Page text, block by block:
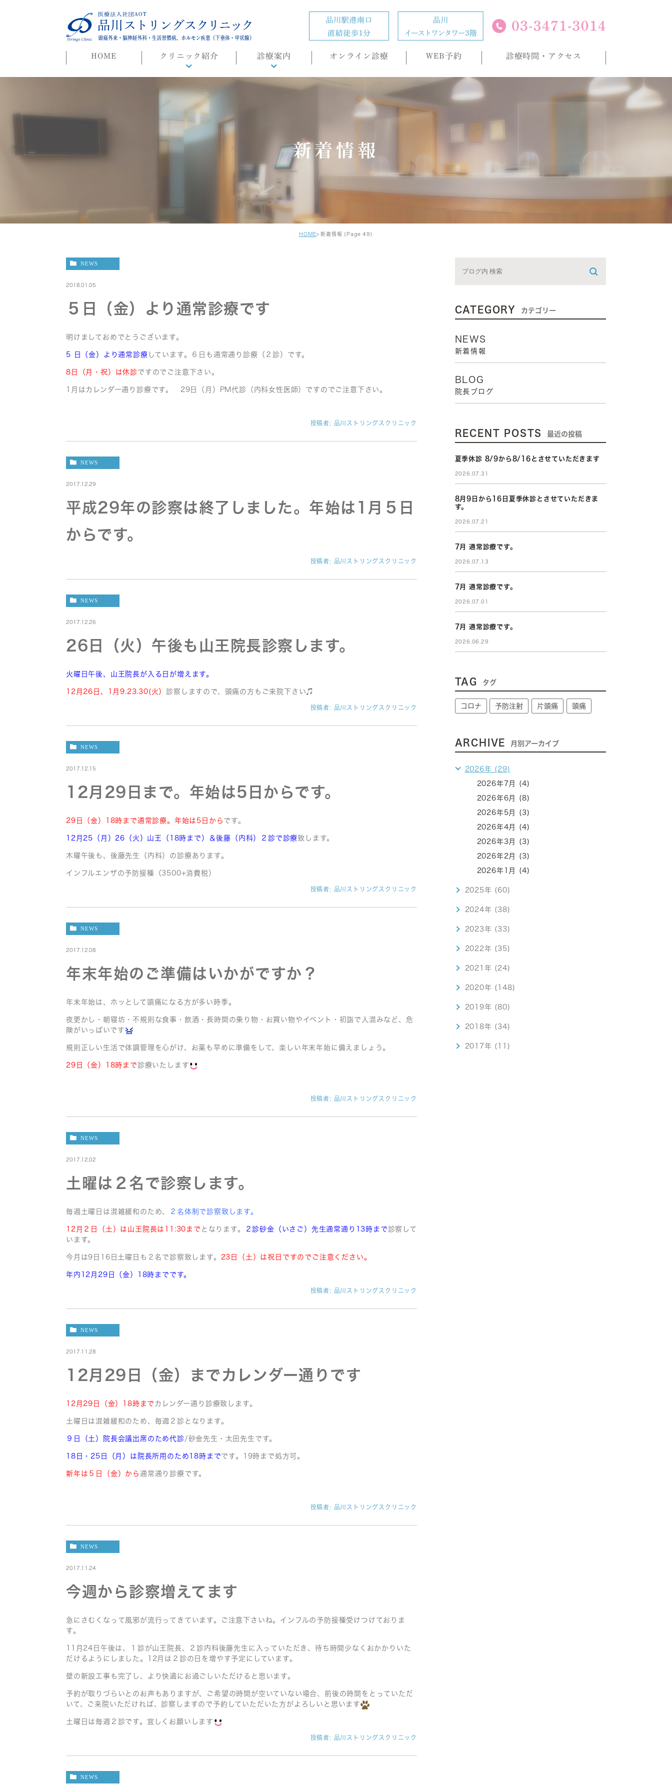
HOME クリニック紹介
院長ごあいさつ
迷惑行為に対する当院の
診療案内
診療概要
肥満症(ダイエット)外来
内科・生活習慣病
睡眠時無呼吸症候群
（SAS）/CPAP治療
もの忘れ(認知症)外来
セカンドオピニオン
オンライン診療 WEB予約 診療時間・アクセス
新着情報
HOME 新着情報 (Page 49)
NEWS
2018.01.05
５日（金）より通常診療です
明けましておめでとうございます。
5 日（金）より通常診療 しています。６日も通常通り診療（２診）です。
8日（月・祝）は休診ですのでご注意下さい。
1月はカレンダー通り診療です。 29日（月）PM代診（内科女性医師）ですのでご注意下さい。
投稿者: 品川ストリングスクリニック
NEWS
2017.12.29
平成29年の診察は終了しました。年始は1月５日
からです。
投稿者: 品川ストリングスクリニック
NEWS
2017.12.26
26日（火）午後も山王院長診察します。
火曜日午後、山王院長が入る日が増えます。
12月26日、1月9.23.30(火）診察しますので、頭痛の方もご来院下さい♫
投稿者: 品川ストリングスクリニック
NEWS
2017.12.15
12月29日まで。年始は5日からです。
29日（金）18時まで通常診療。年始は5日から です。
12月25（月）26（火）山王（18時まで）＆後藤（内科）２診で診療致します。
木曜午後も、後藤先生（内科）の診療あります。
インフルエンザの予防接種（3500+消費税）
投稿者: 品川ストリングスクリニック
NEWS
2017.12.08
年末年始のご準備はいかがですか？
年末年始は、ホッとして頭痛になる方が多い時季。
夜更かし・朝寝坊・不規則な食事・飲酒・長時間の乗り物・お買い物やイベント・初詣で人混みなど、危
険がいっぱいです
規則正しい生活で体調管理を心がけ、お薬も早めに準備をして、楽しい年末年始に備えましょう。
29日（金）18時まで診療いたします
投稿者: 品川ストリングスクリニック
NEWS
2017.12.02
土曜は２名で診察します。
毎週土曜日は混雑緩和のため、 ２名体制で診察致します。
12月２日（土）は山王院長は11:30まで となります。 ２診砂金（いさご）先生通常通り13時まで診察して
います。
今月は9日16日土曜日も２名で診察致します。 23日（土）は祝日ですのでご注意ください。
年内12月29日（金）18時までです。
投稿者: 品川ストリングスクリニック
NEWS
2017.11.28
12月29日（金）までカレンダー通りです
12月29日（金）18時まで カレンダー通り診療致します。
土曜日は混雑緩和のため、毎週２診となります。
９日（土）院長会議出席のため代診/砂金先生・太田先生です。
18日・25日（月）は院長所用のため18時までです。19時まで処方可。
新年は５日（金）から 通常通り診療です。
投稿者: 品川ストリングスクリニック
NEWS
2017.11.24
今週から診察増えてます
急にさむくなって風邪が流行ってきています。ご注意下さいね。インフルの予防接種受けつけておりま
す。
11月24日午後は、１診が山王院長、２診内科後藤先生に入っていただき、待ち時間少なくおかかりいた
だけるようにしました。12月は２診の日を増やす予定にしています。
壁の新設工事も完了し、より快適にお過ごしいただけると思います。
予約が取りづらいとのお声もありますが、ご希望の時間が空いていない場合、前後の時間をとっていただ
いて、ご来院いただければ、診察しますので予約していただいた方がよろしいと思います
土曜日は毎週２診です。宜しくお願いします
投稿者: 品川ストリングスクリニック
NEWS
CATEGORY カテゴリー
NEWS
新着情報
BLOG
院長ブログ
RECENT POSTS 最近の投稿
夏季休診 8/9から8/16とさせていただきます
2026.07.31
8月9日から16日夏季休診とさせていただきま
す。
2026.07.21
7月 通常診療です。
2026.07.13
7月 通常診療です。
2026.07.01
7月 通常診療です。
2026.06.29
TAG タグ
コロナ 予防注射 片頭痛 頭痛
ARCHIVE 月別アーカイブ
2026年 (29)
2026年7月 (4)
2026年6月 (8)
2026年5月 (3)
2026年4月 (4)
2026年3月 (3)
2026年2月 (3)
2026年1月 (4)
2025年 (60)
2024年 (38)
2023年 (33)
2022年 (35)
2021年 (24)
2020年 (148)
2019年 (80)
2018年 (34)
2017年 (11)